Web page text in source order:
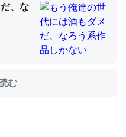
。でたまに覗いてる。ぼ
。あと、Googleマップで
や充電中かが分かるので
｜tayorini by LIFULL介護
、な
む